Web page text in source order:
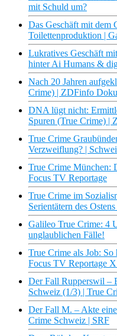
mit Schuld um?
Das Geschäft mit dem
Toilettenproduktion |
Lukratives Geschäft
hinter Ai Humans &
Nach 20 Jahren
Crime) | ZDFinfo Doku
DNA lügt nicht:
Spuren (True Crime) |
True Crime
Verzweiflung? |
True Crime München:
Focus TV Reportage
True Crime im
Serientätern des
Galileo True Crime: 4
unglaublichen Fälle!
True Crime als Job:
Focus TV Reportage
Der Fall Rupperswil –
Schweiz (1/3) | True
Der Fall M. – Akte
Crime Schweiz | SRF